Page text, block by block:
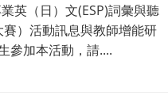
英（日）文(ESP)詞彙與聽
）活動訊息與教師增能研
參加本活動，請....